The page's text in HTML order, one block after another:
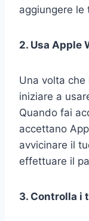
aggiungere le
2. Usa Apple
Una volta
iniziare a
Quando fai
accettano
avvicinare il
effettuare il
3. Controlla i